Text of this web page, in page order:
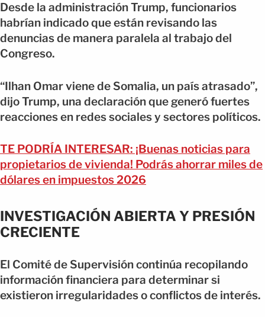
Desde la administración Trump, funcionarios
habrían indicado que están revisando las
denuncias de manera paralela al trabajo del
Congreso.
“Ilhan Omar viene de Somalia, un país atrasado”,
dijo Trump, una declaración que generó fuertes
reacciones en redes sociales y sectores políticos.
TE PODRÍA INTERESAR: ¡Buenas noticias para
propietarios de vivienda! Podrás ahorrar miles de
dólares en impuestos 2026
INVESTIGACIÓN ABIERTA Y PRESIÓN
CRECIENTE
El Comité de Supervisión continúa recopilando
información financiera para determinar si
existieron irregularidades o conflictos de interés.